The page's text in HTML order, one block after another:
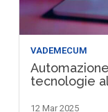
VADEMECUM
tecnologie
12 Mar 2025